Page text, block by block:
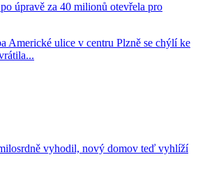
úpravě za 40 milionů otevřela pro
Americké ulice v centru Plzně se chýlí ke
vyhodil, nový domov teď vyhlíží